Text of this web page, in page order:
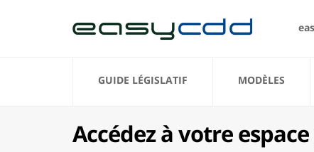
GUIDE LÉGISLATIF MODÈLES
Accédez à votre